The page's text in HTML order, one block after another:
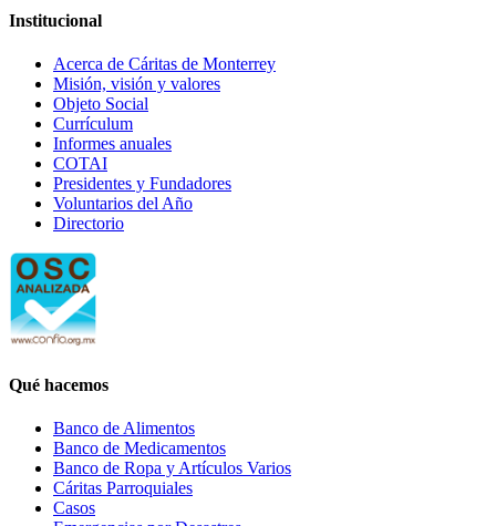
Institucional
Acerca de Cáritas de Monterrey
Misión, visión y valores
Objeto Social
Currículum
Informes anuales
COTAI
Presidentes y Fundadores
Voluntarios del Año
Directorio
Qué hacemos
Banco de Alimentos
Banco de Medicamentos
Banco de Ropa y Artículos Varios
Cáritas Parroquiales
Casos